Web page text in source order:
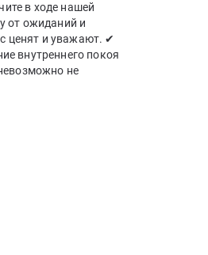
в ходе нашей
от ожиданий и
ценят и уважают. ✔
внутреннего покоя
не